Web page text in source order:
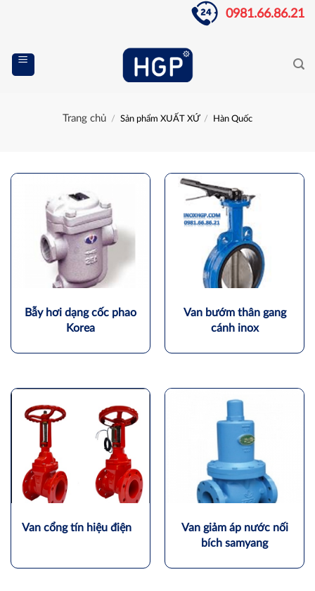
0981.66.86.21
Trang chủ / Sản phẩm XUẤT XỨ / Hàn Quốc
Bẫy hơi dạng cốc phao
Korea
Van bướm thân gang
cánh inox
Van cổng tín hiệu điện
Van giảm áp nước nối
bích samyang